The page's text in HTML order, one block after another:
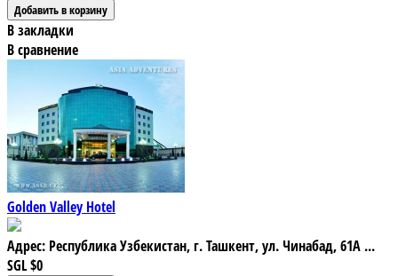
В закладки
В сравнение
Golden Valley Hotel
Адрес: Республика Узбекистан, г. Ташкент, ул. Чинабад, 61А ...
SGL$0